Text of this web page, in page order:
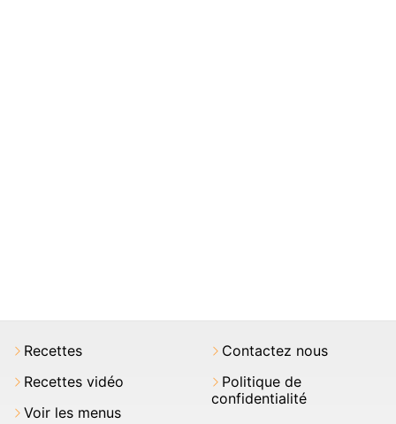
Recettes
Recettes vidéo
Voir les menus
Contactez nous
Politique de
confidentialité